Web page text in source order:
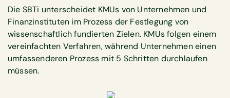
Die SBTi unterscheidet KMUs von Unternehmen und
Finanzinstituten im Prozess der Festlegung von
wissenschaftlich fundierten Zielen. KMUs folgen einem
vereinfachten Verfahren, während Unternehmen einen
umfassenderen Prozess mit 5 Schritten durchlaufen
müssen.